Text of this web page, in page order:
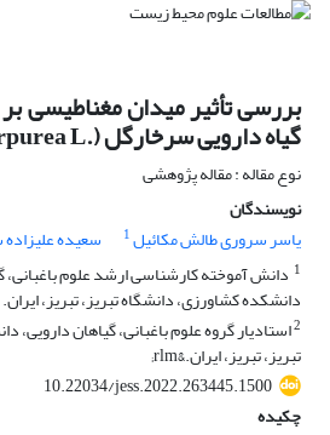
بررسی تأثیر میدان مغناطیسی
گیاه دارویی سرخارگل ‏‎(Echinaceae purpurea L.‎)‎
نوع مقاله : مقاله پژوهشی
نویسندگان
یاسر سروری طالش مکائیل1 سعیده
1 دانش آموخته کارشناسی ارشد علوم باغبانی،
دانشکده کشاورزی، دانشگاه تبریز، تبریز، ایران.‏
2استادیار گروه علوم باغبانی، گیاهان
تبریز، تبریز، ایران.&rlm;
10.22034/jess.2022.263445.1500
چکیده